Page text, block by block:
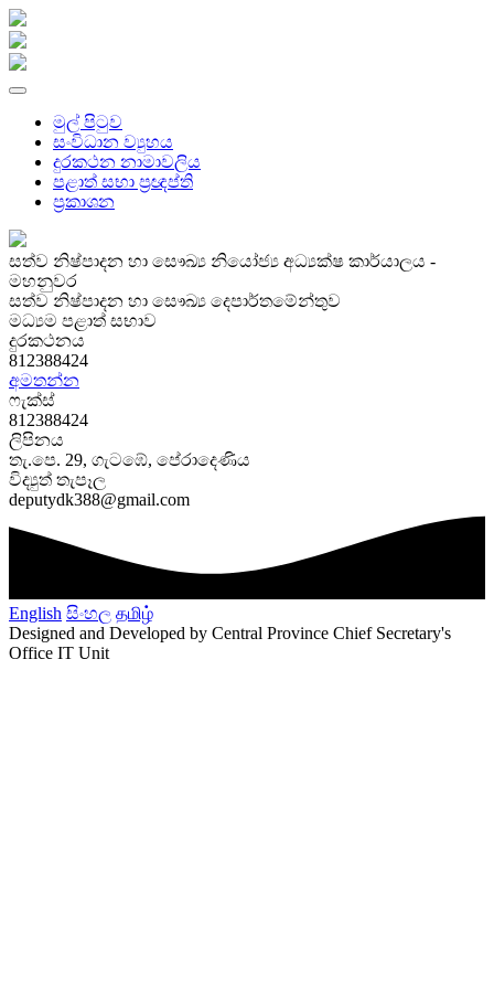
මුල් පිටුව
සංවිධාන ව්‍යුහය
දුරකථන නාමාවලිය
පළාත් සභා ප්‍රඥප්ති
ප්‍රකාශන
සත්ව නිෂ්පාදන හා සෞඛ්‍ය නියෝජ්‍ය අධ්‍යක්ෂ කාර්යාලය -
මහනුවර
සත්ව නිෂ්පාදන හා සෞඛ්‍ය දෙපාර්තමේන්තුව
මධ්‍යම පළාත් සභාව
දුරකථනය
812388424
අමතන්න
ෆැක්ස්
812388424
ලිපිනය
තැ.පෙ. 29, ගැටඹේ, පේරාදෙණිය
විද්‍යුත් තැපෑල
deputydk388@gmail.com
English සිංහල தமிழ்
Designed and Developed by Central Province Chief Secretary's
Office IT Unit